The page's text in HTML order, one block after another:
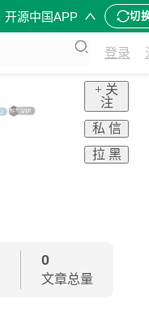
开源中国APP 切
登录
+ 关
注
私 信
拉 黑
0
文章总量